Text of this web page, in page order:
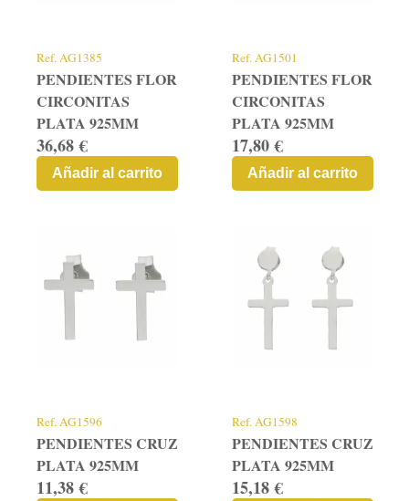
Ref.AG1385
PENDIENTES FLOR
CIRCONITAS
PLATA 925MM
36,68 €
Añadir al carrito
Ref.AG1501
PENDIENTES FLOR
CIRCONITAS
PLATA 925MM
17,80 €
Añadir al carrito
Ref.AG1596
PENDIENTES CRUZ
PLATA 925MM
11,38 €
Ref.AG1598
PENDIENTES CRUZ
PLATA 925MM
15,18 €